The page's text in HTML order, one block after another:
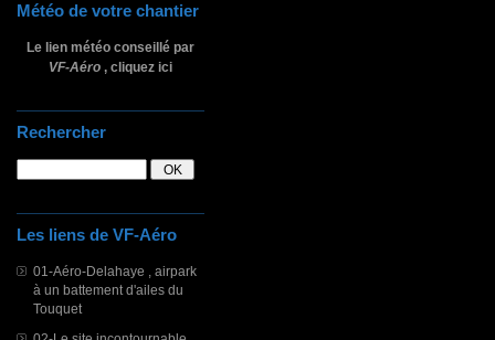
Météo de votre chantier
Le lien météo conseillé par
VF-Aéro , cliquez ici
Rechercher
Les liens de VF-Aéro
01-Aéro-Delahaye , airpark
à un battement d'ailes du
Touquet